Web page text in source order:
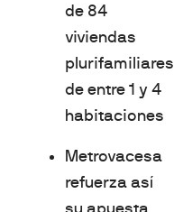
de 84
viviendas
plurifamiliares
de entre 1 y 4
habitaciones
Metrovacesa
refuerza así
su apuesta